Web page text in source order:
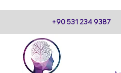
+90 531 234 9387